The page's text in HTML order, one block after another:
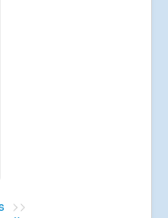
>>